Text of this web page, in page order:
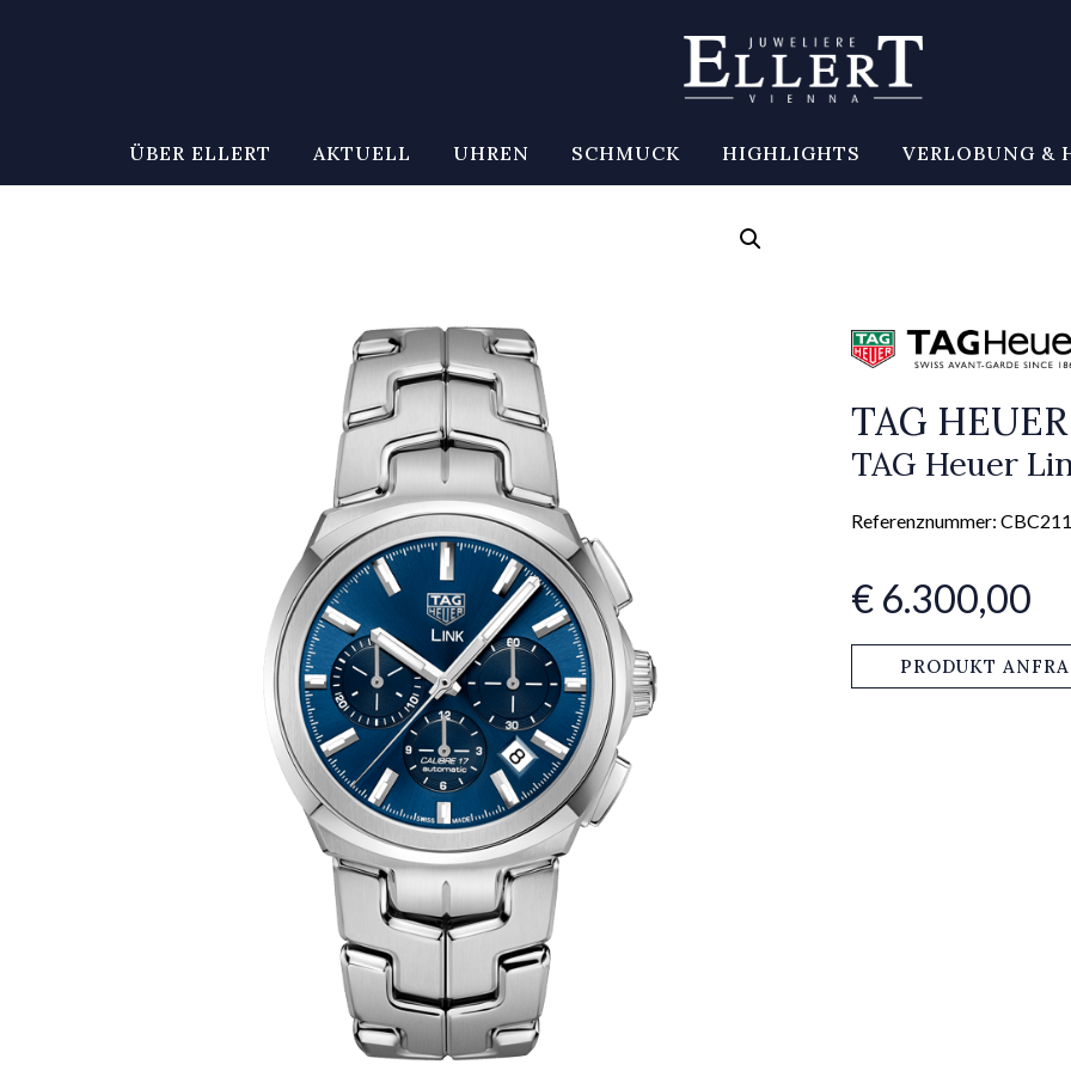
ÜBER ELLERT AKTUELL UHREN SCHMUCK HIGHLIGHTS VERLOBUNG &
TAG HEUER
TAG Heuer
Referenznummer:
€ 6.300,00
PRODUKT